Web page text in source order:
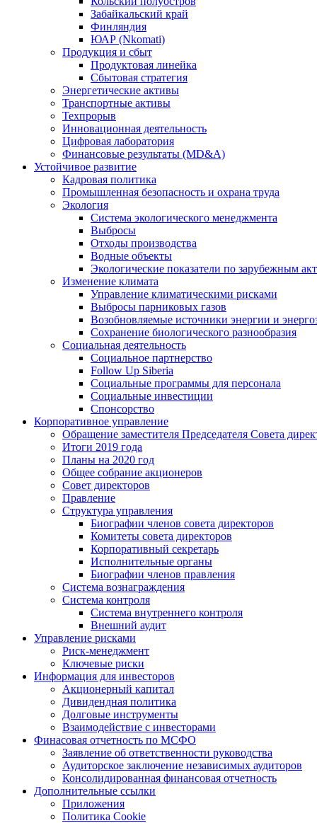
Забайкальский край
Финляндия
ЮАР (Nkomati)
Продукция и сбыт
Продуктовая линейка
Сбытовая стратегия
Энергетические активы
Транспортные активы
Техпрорыв
Инновационная деятельность
Цифровая лаборатория
Финансовые результаты (MD&A)
Устойчивое развитие
Кадровая политика
Промышленная безопасность и охрана труда
Экология
Система экологического менеджмента
Выбросы
Отходы производства
Водные объекты
Экологические показатели по зарубежным
Изменение климата
Управление климатическими рисками
Выбросы парниковых газов
Возобновляемые источники энергии и
Сохранение биологического разнообразия
Социальная деятельность
Социальное партнерство
Follow Up Siberia
Социальные программы для персонала
Социальные инвестиции
Спонсорство
Корпоративное управление
Обращение заместителя Председателя Совета
Итоги 2019 года
Планы на 2020 год
Общее собрание акционеров
Совет директоров
Правление
Структура управления
Биографии членов совета директоров
Комитеты совета директоров
Корпоративный секретарь
Исполнительные органы
Биографии членов правления
Система вознаграждения
Система контроля
Система внутреннего контроля
Внешний аудит
Управление рисками
Риск-менеджмент
Ключевые риски
Информация для инвесторов
Акционерный капитал
Дивидендная политика
Долговые инструменты
Взаимодействие с инвеcторами
Финасовая отчетность по МСФО
Заявление об ответственности руководства
Аудиторское заключение независимых аудиторов
Консолидированная финансовая отчетность
Дополнительные ссылки
Приложения
Политика Cookie